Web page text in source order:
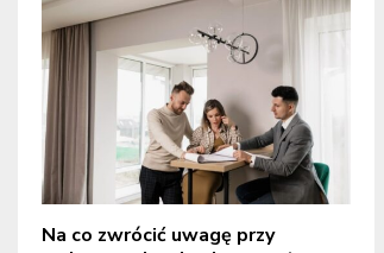
Na co zwrócić uwagę przy